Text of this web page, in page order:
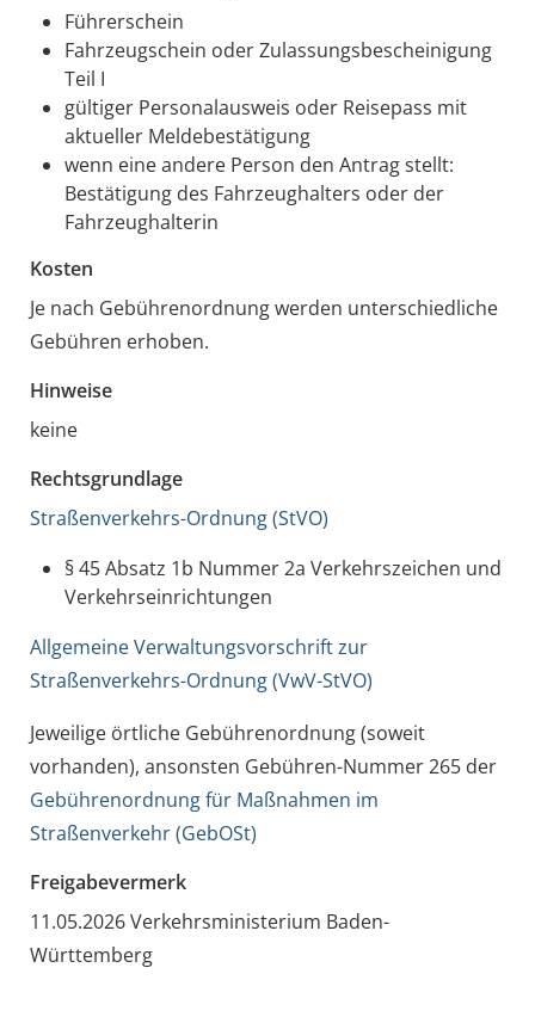
Führerschein
Fahrzeugschein oder Zulassungsbescheinigung
Teil I
gültiger Personalausweis oder Reisepass mit
aktueller Meldebestätigung
wenn eine andere Person den Antrag stellt:
Bestätigung des Fahrzeughalters oder der
Fahrzeughalterin
Kosten
Je nach Gebührenordnung werden unterschiedliche
Gebühren erhoben.
Hinweise
keine
Rechtsgrundlage
Straßenverkehrs-Ordnung (StVO)
§ 45 Absatz 1b Nummer 2a Verkehrszeichen und
Verkehrseinrichtungen
Allgemeine Verwaltungsvorschrift zur
Straßenverkehrs-Ordnung (VwV-StVO)
Jeweilige örtliche Gebührenordnung (soweit
vorhanden), ansonsten Gebühren-Nummer 265 der
Gebührenordnung für Maßnahmen im
Straßenverkehr (GebOSt)
Freigabevermerk
11.05.2026 Verkehrsministerium Baden-
Württemberg